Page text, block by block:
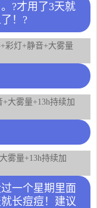
?才用了3天就
！?
彩灯+静音+大雾量
大雾量+13h持续加
雾量+13h持续加
一个星期里面
长痘痘！建议